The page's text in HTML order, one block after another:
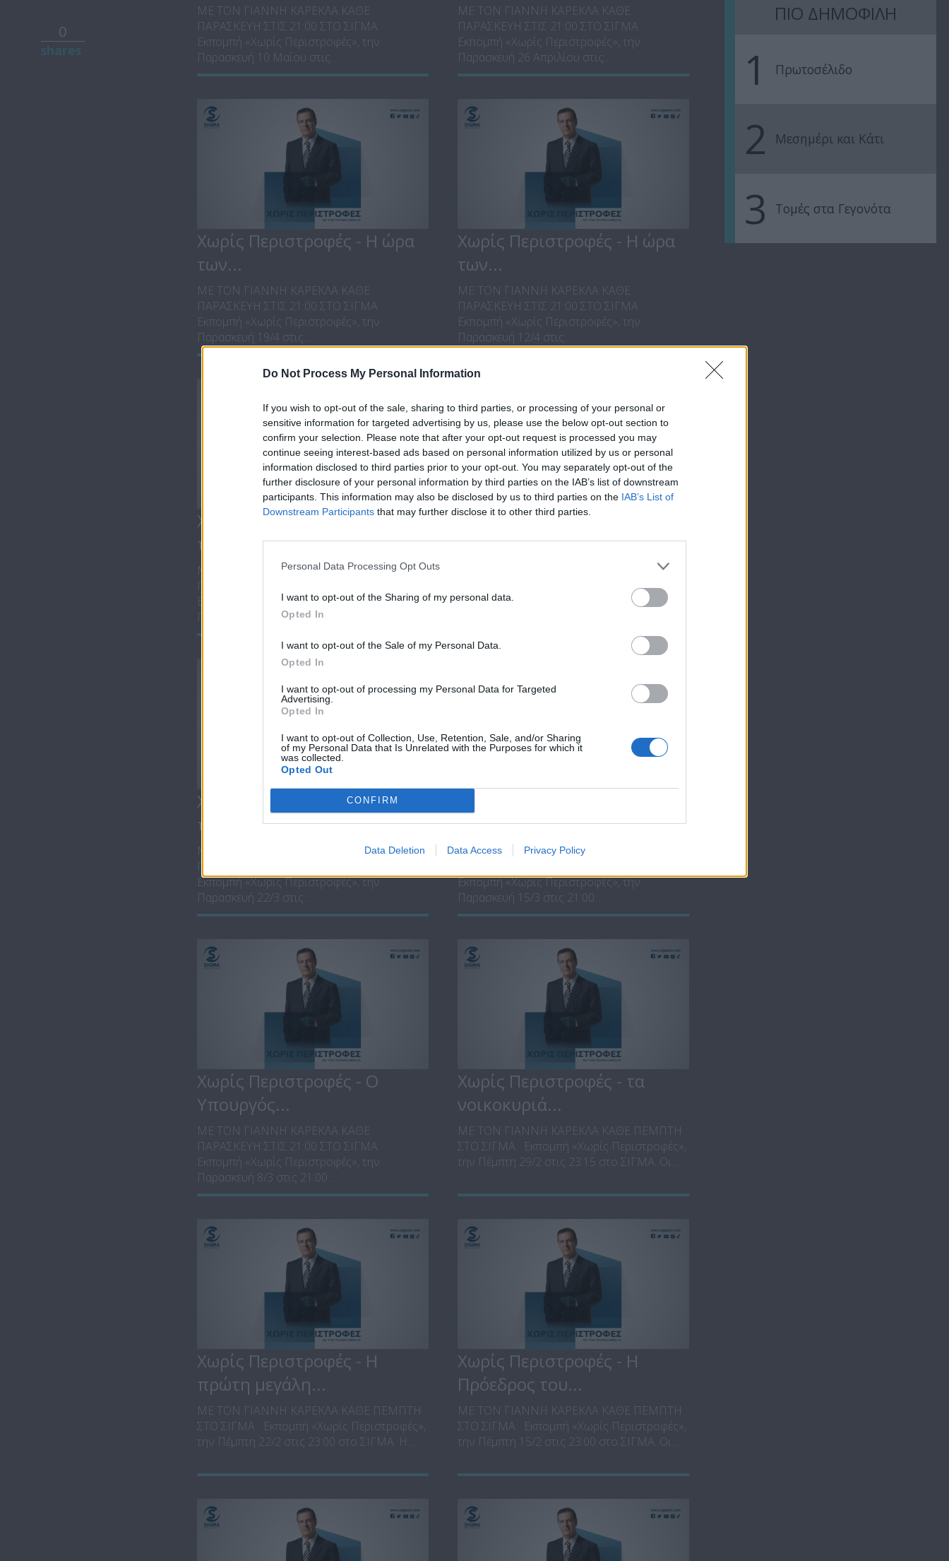
Do Not Process My Personal Information
If you wish to opt-out of the sale, sharing to third parties, or processing of your personal or
sensitive information for targeted advertising by us, please use the below opt-out section to
confirm your selection. Please note that after your opt-out request is processed you may
continue seeing interest-based ads based on personal information utilized by us or personal
information disclosed to third parties prior to your opt-out. You may separately opt-out of the
further disclosure of your personal information by third parties on the IAB’s list of downstream
participants. This information may also be disclosed by us to third parties on the IAB’s List of
Downstream Participants that may further disclose it to other third parties.
Personal Data Processing Opt Outs
I want to opt-out of the Sharing of my personal data.
Opted In
I want to opt-out of the Sale of my Personal Data.
Opted In
I want to opt-out of processing my Personal Data for Targeted
Advertising.
Opted In
I want to opt-out of Collection, Use, Retention, Sale, and/or Sharing
of my Personal Data that Is Unrelated with the Purposes for which it
was collected.
Opted Out
CONFIRM
Data Deletion Data Access Privacy Policy
0
ΜΕ ΤΟΝ ΓΙΑΝΝΗ ΚΑΡΕΚΛΑ ΚΑΘΕ
ΠΑΡΑΣΚΕΥΗ ΣΤΙΣ 21:00 ΣΤΟ ΣΙΓΜΑ
Εκπομπή «Χωρίς Περιστροφές», την
Παρασκευή 10 Μαΐου στις...
ΜΕ ΤΟΝ ΓΙΑΝΝΗ ΚΑΡΕΚΛΑ ΚΑΘΕ
ΠΑΡΑΣΚΕΥΗ ΣΤΙΣ 21:00 ΣΤΟ ΣΙΓΜΑ
Εκπομπή «Χωρίς Περιστροφές», την
Παρασκευή 26 Απριλίου στις...
Χωρίς Περιστροφές - Η ώρα
των...
ΜΕ ΤΟΝ ΓΙΑΝΝΗ ΚΑΡΕΚΛΑ ΚΑΘΕ
ΠΑΡΑΣΚΕΥΗ ΣΤΙΣ 21:00 ΣΤΟ ΣΙΓΜΑ
Εκπομπή «Χωρίς Περιστροφές», την
Παρασκευή 19/4 στις...
Χωρίς Περιστροφές - Η ώρα
των...
ΜΕ ΤΟΝ ΓΙΑΝΝΗ ΚΑΡΕΚΛΑ ΚΑΘΕ
ΠΑΡΑΣΚΕΥΗ ΣΤΙΣ 21:00 ΣΤΟ ΣΙΓΜΑ
Εκπομπή «Χωρίς Περιστροφές», την
Παρασκευή 12/4 στις...
Χωρίς Περιστροφές - Η ώρα
των...
ΜΕ ΤΟΝ ΓΙΑΝΝΗ ΚΑΡΕΚΛΑ ΚΑΘΕ
ΠΑΡΑΣΚΕΥΗ ΣΤΙΣ 21:00 ΣΤΟ ΣΙΓΜΑ
Εκπομπή «Χωρίς Περιστροφές», την
Παρασκευή 5/4 στις...
Χωρίς Περιστροφές - 2η
μεγάλη...
ΠΑΡΑΣΚΕΥΗ ΣΤΙΣ 21:00 ΣΤΟ ΣΙΓΜΑ
Εκπομπή «Χωρίς Περιστροφές», την
Χωρίς Περιστροφές - Η
ταύτιση...
ΜΕ ΤΟΝ ΓΙΑΝΝΗ ΚΑΡΕΚΛΑ ΚΑΘΕ
ΠΑΡΑΣΚΕΥΗ ΣΤΙΣ 21:00 ΣΤΟ ΣΙΓΜΑ
Εκπομπή «Χωρίς Περιστροφές», την
Παρασκευή 22/3 στις...
Πρόεδρος του...
ΜΕ ΤΟΝ ΓΙΑΝΝΗ ΚΑΡΕΚΛΑ ΚΑΘΕ
Εκπομπή «Χωρίς Περιστροφές», την
Παρασκευή 15/3 στις 21:00...
Χωρίς Περιστροφές - Ο
Υπουργός...
ΜΕ ΤΟΝ ΓΙΑΝΝΗ ΚΑΡΕΚΛΑ ΚΑΘΕ
ΠΑΡΑΣΚΕΥΗ ΣΤΙΣ 21:00 ΣΤΟ ΣΙΓΜΑ
Εκπομπή «Χωρίς Περιστροφές», την
Παρασκευή 8/3 στις 21:00...
Χωρίς Περιστροφές - τα
νοικοκυριά...
ΜΕ ΤΟΝ ΓΙΑΝΝΗ ΚΑΡΕΚΛΑ ΚΑΘΕ ΠΕΜΠΤΗ
ΣΤΟ ΣΙΓΜΑ Εκπομπή «Χωρίς Περιστροφές»,
την Πέμπτη 29/2 στις 23:15 στο ΣΙΓΜΑ. Οι...
Χωρίς Περιστροφές - Η
πρώτη μεγάλη...
ΜΕ ΤΟΝ ΓΙΑΝΝΗ ΚΑΡΕΚΛΑ ΚΑΘΕ ΠΕΜΠΤΗ
ΣΤΟ ΣΙΓΜΑ Εκπομπή «Χωρίς Περιστροφές»,
την Πέμπτη 22/2 στις 23:00 στο ΣΙΓΜΑ. Η...
Χωρίς Περιστροφές - Η
Πρόεδρος του...
ΜΕ ΤΟΝ ΓΙΑΝΝΗ ΚΑΡΕΚΛΑ ΚΑΘΕ ΠΕΜΠΤΗ
ΣΤΟ ΣΙΓΜΑ Εκπομπή «Χωρίς Περιστροφές»,
την Πέμπτη 15/2 στις 23:00 στο ΣΙΓΜΑ. Οι...
ΠΙΟ ΔΗΜΟΦΙΛΗ
1 Πρωτοσέλιδο
2 Μεσημέρι και Κάτι
3 Τομές στα Γεγονότα